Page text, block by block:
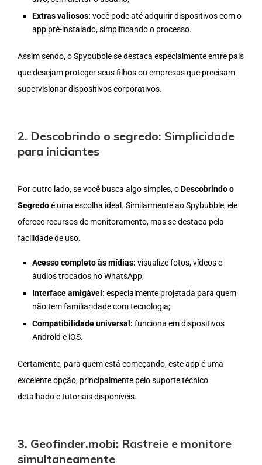
Extras valiosos: você pode até adquirir dispositivos com o
app pré-instalado, simplificando o processo.
Assim sendo, o Spybubble se destaca especialmente entre pais
que desejam proteger seus filhos ou empresas que precisam
supervisionar dispositivos corporativos.
2. Descobrindo o segredo: Simplicidade
para iniciantes
Por outro lado, se você busca algo simples, oDescobrindo o
Segredoé uma escolha ideal. Similarmente ao Spybubble, ele
oferece recursos de monitoramento, mas se destaca pela
facilidade de uso.
Acesso completo às mídias: visualize fotos, vídeos e
áudios trocados no WhatsApp;
Interface amigável: especialmente projetada para quem
não tem familiaridade com tecnologia;
Compatibilidade universal: funciona em dispositivos
Android e iOS.
Certamente, para quem está começando, este app é uma
excelente opção, principalmente pelo suporte técnico
detalhado e tutoriais disponíveis.
3. Geofinder.mobi: Rastreie e monitore
simultaneamente